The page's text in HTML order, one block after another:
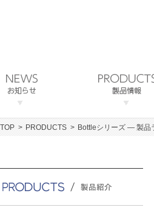
TOP PRODUCTS Bottleシリーズ ― 製品